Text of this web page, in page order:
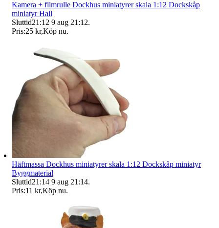
Kamera + filmrulle Dockhus miniatyrer skala 1:12 Dockskåp
miniatyr Hall
Sluttid21:12 9 aug 21:12.
Pris:25 kr,Köp nu.
Häftmassa Dockhus miniatyrer skala 1:12 Dockskåp miniatyr
Byggmaterial
Sluttid21:14 9 aug 21:14.
Pris:11 kr,Köp nu.